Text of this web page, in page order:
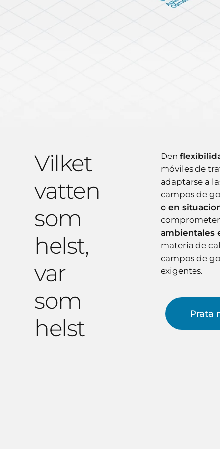
Vilket
vatten
som
helst,
var
som
helst
Den
móviles de
adaptarse a
campos de
o en
ambientales
materia de
campos de
exigentes.
Prata